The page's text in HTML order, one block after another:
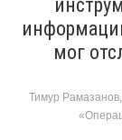
мог
Тимур Рамазанов,